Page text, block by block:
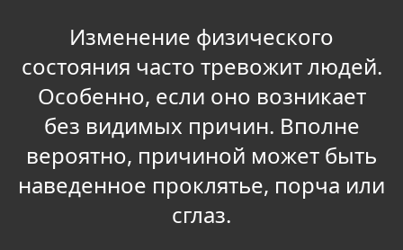
Изменение физического
состояния часто тревожит людей.
Особенно, если оно возникает
без видимых причин. Вполне
вероятно, причиной может быть
наведенное проклятье, порча или
сглаз.